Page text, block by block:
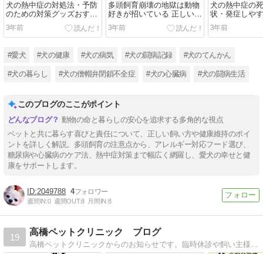
犬の熱中症の対処法・予防
のための対策グッズおすす
め6点
3年前
多頭飼育崩壊の地獄は動物
好きが招いている 正しい飼
い主の在り方とは何か
3年前
犬の熱中症の
状・発症しや
防
3年前
#愛犬 #犬の健康 #犬の病気 #犬の闘病記録 #犬のてんかん
#犬の暮らし #犬の僧帽弁閉鎖不全症 #犬の心臓病 #犬の闘病生活
このブログのここがポイント
動物の命と暮らしの安心を追求する多角的な視点
ペットと共に暮らす喜びと責任について、正しい飼い方や健康維持のポイ
ントを詳しく解説。多頭飼育の注意点から、アレルギー対応フード選び、
糖尿病や心臓病のケア法、熱中症対策まで幅広く網羅し、愛犬の幸せと健
康をサポートします。
2049788 4
週間IN:0 週間OUT:8 月間IN:8
19
高橋ペットクリニック ブログ